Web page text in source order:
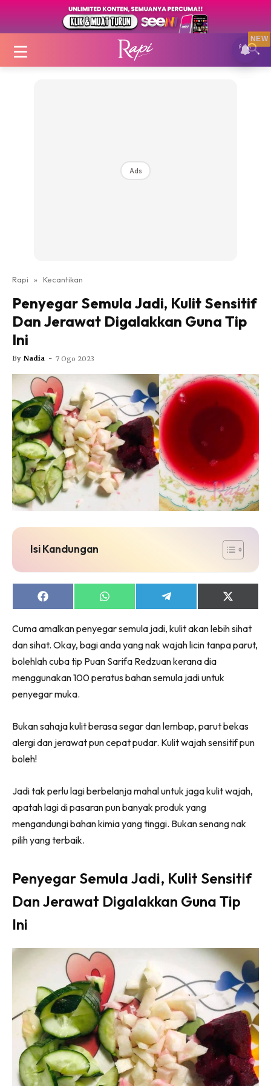
Login|Register
Nutrisi
Info COVID-19
Video
Glow Up Rapi
Hub Ideaktiv
Polisi Privasi
Langgan Sekarang
Langganan anda telah diterima. Terima kasih!
Lubuk konten Kesihatan dan penjagaan diri
segalanya di seeNI. Rapi kini di seeNI.
KLIK DI SEENI
Ads
Rapi » Kecantikan
Penyegar Semula Jadi, Kulit Sensitif
Dan Jerawat Digalakkan Guna Tip
Ini
By Nadia - 7 Ogo 2023
Isi Kandungan
Share
on
Share
on
Share
on
Share
on
(Twitter)
Cuma amalkan penyegar semula jadi, kulit akan lebih sihat
dan sihat. Okay, bagi anda yang nak wajah licin tanpa parut,
bolehlah cuba tip Puan Sarifa Redzuan kerana dia
menggunakan 100 peratus bahan semula jadi untuk
penyegar muka.
Bukan sahaja kulit berasa segar dan lembap, parut bekas
alergi dan jerawat pun cepat pudar. Kulit wajah sensitif pun
boleh!
Jadi tak perlu lagi berbelanja mahal untuk jaga kulit wajah,
apatah lagi di pasaran pun banyak produk yang
mengandungi bahan kimia yang tinggi. Bukan senang nak
pilih yang terbaik.
Penyegar Semula Jadi, Kulit Sensitif
Dan Jerawat Digalakkan Guna Tip
Ini
NEW